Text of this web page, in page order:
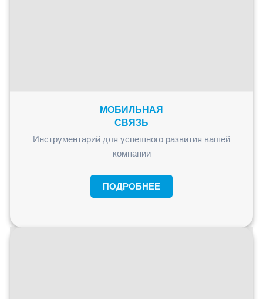
МОБИЛЬНАЯ
СВЯЗЬ
Инструментарий для успешного развития вашей
компании
ПОДРОБНЕЕ